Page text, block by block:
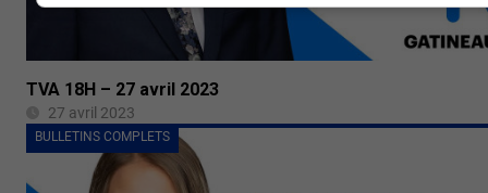
TVA 18H – 27 avril 2023
27 avril 2023
BULLETINS COMPLETS